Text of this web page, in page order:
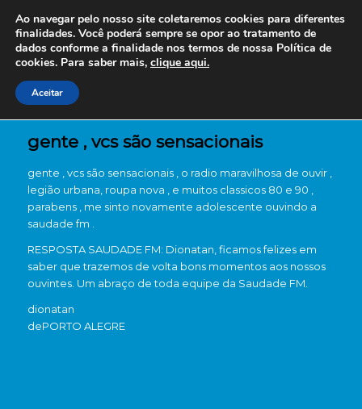
gente , vcs são sensacionais
gente , vcs são sensacionais , o radio maravilhosa de ouvir ,
legião urbana, roupa nova , e muitos classicos 80 e 90 ,
parabens , me sinto novamente adolescente ouvindo a
saudade fm .
RESPOSTA SAUDADE FM: Dionatan, ficamos felizes em
saber que trazemos de volta bons momentos aos nossos
ouvintes. Um abraço de toda equipe da Saudade FM.
dionatan
dePORTO ALEGRE
Ao navegar pelo nosso site coletaremos cookies para diferentes
finalidades. Você poderá sempre se opor ao tratamento de
dados conforme a finalidade nos termos de nossa Política de
cookies. Para saber mais, clique aqui.
Aceitar